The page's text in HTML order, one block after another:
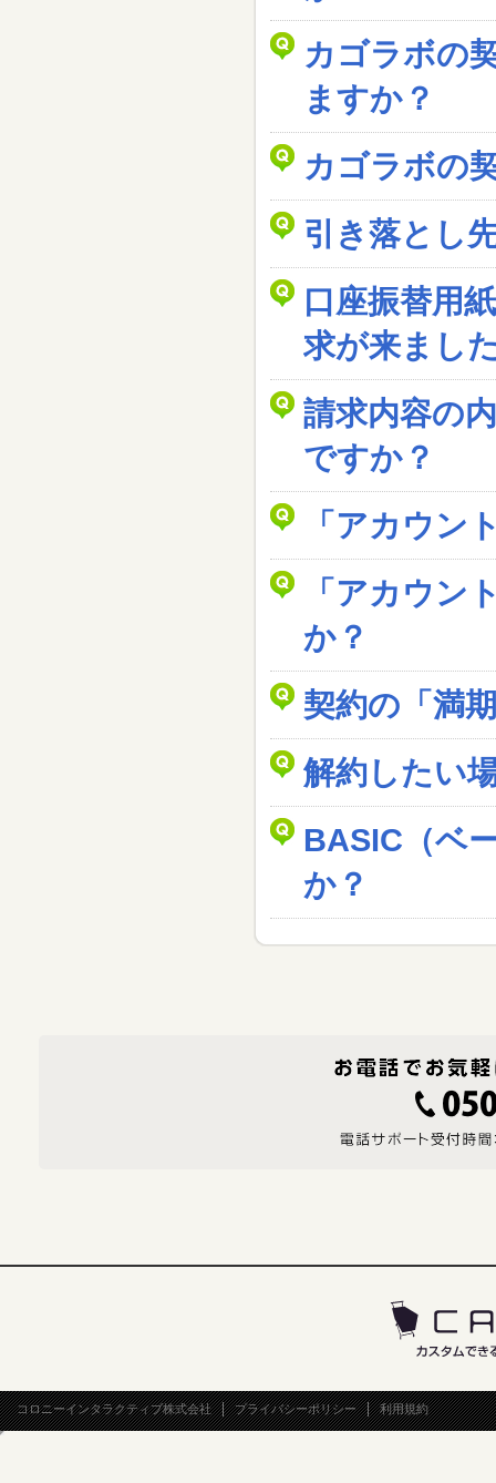
カゴラボの
ますか？
カゴラボの
引き落とし
口座振替用
求が来まし
請求内容の
ですか？
「アカウン
「アカウン
か？
契約の「満
解約したい
BASIC（ベ
か？
コロニーインタラクティブ株式会社 プライバシーポリシー 利用規約